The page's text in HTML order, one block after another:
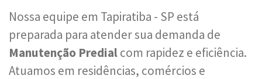
Nossa equipe em Tapiratiba - SP está
preparada para atender sua demanda de
Manutenção Predialcom rapidez e eficiência.
Atuamos em residências, comércios e